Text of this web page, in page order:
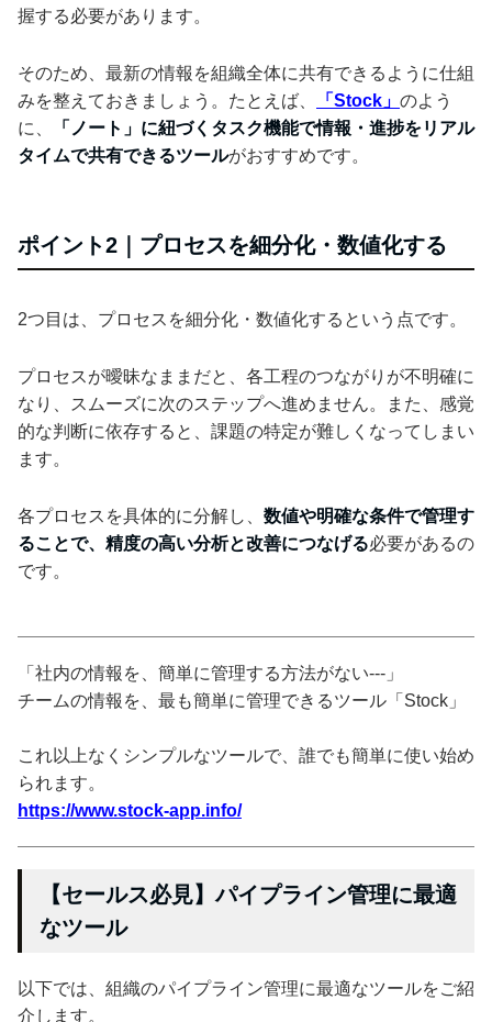
握する必要があります。
そのため、最新の情報を組織全体に共有できるように仕組
みを整えておきましょう。たとえば、
「Stock」 のよう
に、
「ノート」に紐づくタスク機能で情報・進捗をリアル
タイムで共有できるツールがおすすめです。
ポイント2｜プロセスを細分化・数値化する
2つ目は、プロセスを細分化・数値化するという点です。
プロセスが曖昧なままだと、各工程のつながりが不明確に
なり、スムーズに次のステップへ進めません。また、感覚
的な判断に依存すると、課題の特定が難しくなってしまい
ます。
各プロセスを具体的に分解し、 数値や明確な条件で管理す
ることで、精度の高い分析と改善につなげる必要があるの
です。
「社内の情報を、簡単に管理する方法がない---」
チームの情報を、最も簡単に管理できるツール「Stock」
これ以上なくシンプルなツールで、誰でも簡単に使い始め
られます。
https://www.stock-app.info/
【セールス必見】パイプライン管理に最適
なツール
以下では、組織のパイプライン管理に最適なツールをご紹
介します。